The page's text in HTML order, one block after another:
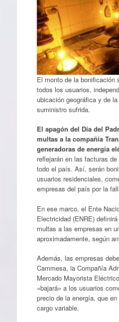
El monto de la bonificación
todos los usuarios,
ubicación geográfica y de
suministro sufrida.
El apagón del Día del
multas a la compañía
generadoras de energía
reflejarán en las facturas
todo el país. Así, serán
usuarios residenciales,
empresas del país por la
En ese marco, el Ente
Electricidad (ENRE)
multas a las empresas en
aproximadamente, según
Además, las empresas
Cammesa, la Compañía
Mercado Mayorista
«bajará» a los usuarios
precio de la energía, que
cargo variable.